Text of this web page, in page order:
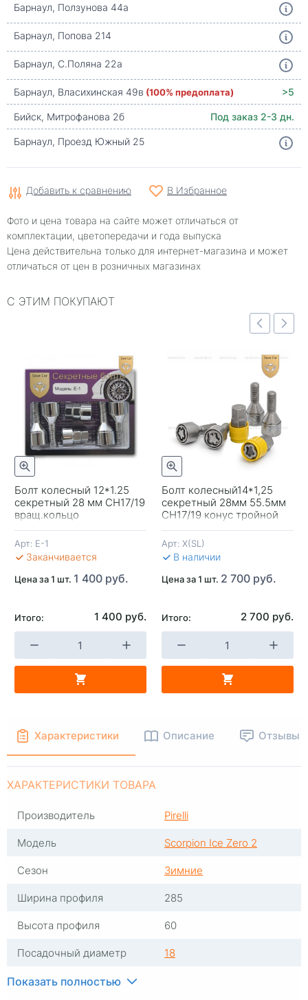
Барнаул, Ползунова 44а
Барнаул, Попова 214
Барнаул, С.Поляна 22а
Барнаул, Власихинская 49в (100% предоплата)
>5
Бийск, Митрофанова 2б
Под заказ 2-3 дн.
Барнаул, Проезд Южный 25
Добавить к сравнению В Избранное
Фото и цена товара на сайте может отличаться от
комплектации, цветопередачи и года выпуска
Цена действительна только для интернет-магазина и может
отличаться от цен в розничных магазинах
С ЭТИМ ПОКУПАЮТ
Болт колесный 12*1.25
секретный 28 мм CH17/19
вращ.кольцо
Арт: E-1
Заканчивается
Цена за 1 шт. 1 400 руб.
Итого: 1 400 руб.
Болт колесный14*1,25
секретный 28мм 55.5мм
CH17/19 конус тройной
никель-хром
вращ.кольцо
Арт: X(SL)
В наличии
Цена за 1 шт. 2 700 руб.
Итого: 2 700 руб.
-
Быстрый просмотр
-
Характеристики Описание Отзывы
ХАРАКТЕРИСТИКИ ТОВАРА
Производитель
Pirelli
Модель
Scorpion Ice Zero 2
Сезон
Зимние
Ширина профиля
285
Высота профиля
60
Посадочный диаметр
18
Индекс скорости
Показать полностью